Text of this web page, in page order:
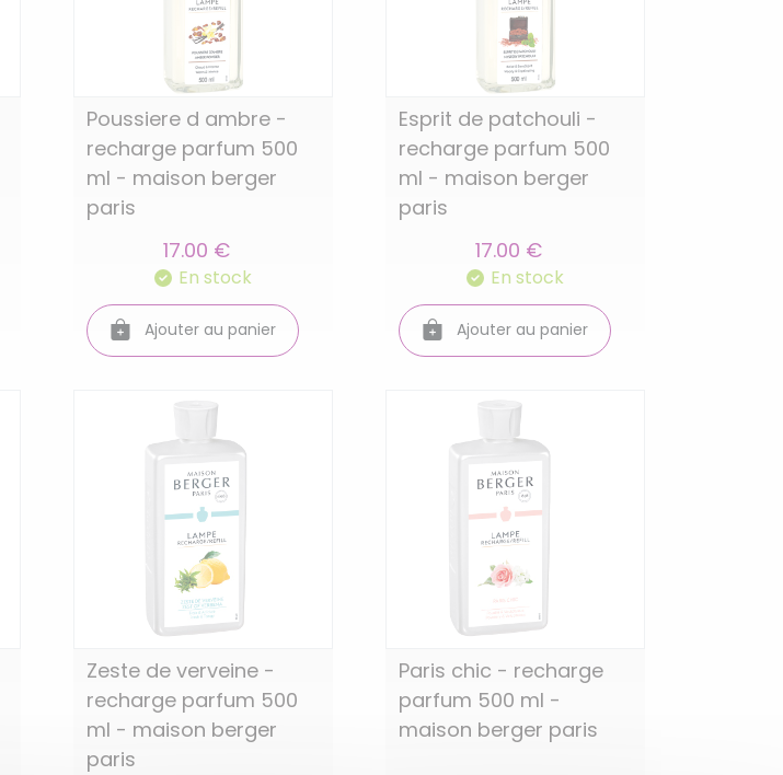
Poussiere d ambre -
recharge parfum 500
ml - maison berger
paris
17.00 €
En stock
Ajouter au panier
Esprit de patchouli -
recharge parfum 500
ml - maison berger
paris
17.00 €
En stock
Ajouter au panier
Zeste de verveine -
recharge parfum 500
ml - maison berger
paris
Paris chic - recharge
parfum 500 ml -
maison berger paris